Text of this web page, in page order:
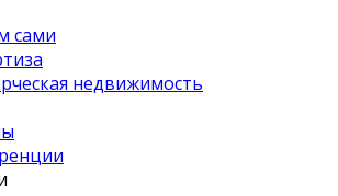
сами
недвижимость